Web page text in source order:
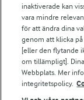
Arla webbshop
Bildbank
Följ oss
inaktiverade kan
vara mindre
för att ändra dina
genom att klicka
[eller den flytande
om tillämpligt].
Webbplats. Mer
integritetspolicy.